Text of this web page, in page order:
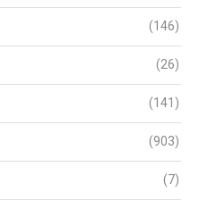
(146)
(26)
(141)
(903)
(7)